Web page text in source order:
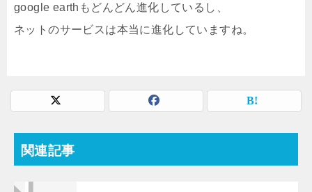
google earthもどんどん進化しているし、
ネットのサービスは本当に進化していますね。
関連記事